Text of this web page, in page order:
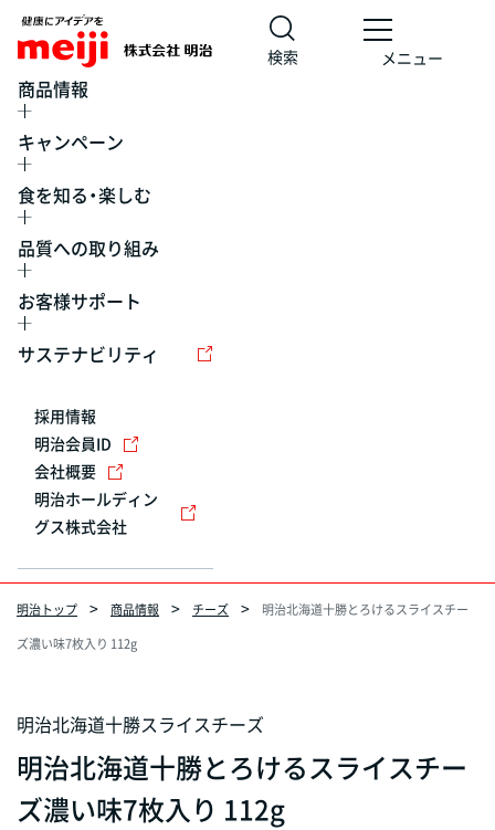
検索 メニュー
商品情報
キャンペーン
食を知る・楽しむ
品質への取り組み
お客様サポート
サステナビリティ
採用情報
明治会員ID
会社概要
明治ホールディン
グス株式会社
明治トップ 商品情報 チーズ
明治北海道十勝とろけるスライスチー
ズ濃い味7枚入り 112g
明治北海道十勝スライスチーズ
明治北海道十勝とろけるスライスチー
ズ濃い味7枚入り 112g